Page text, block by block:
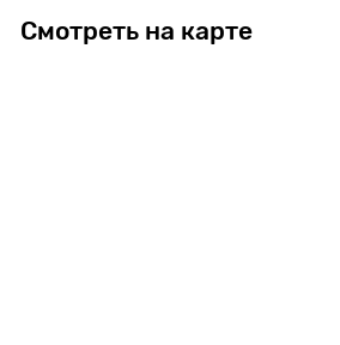
Смотреть на карте